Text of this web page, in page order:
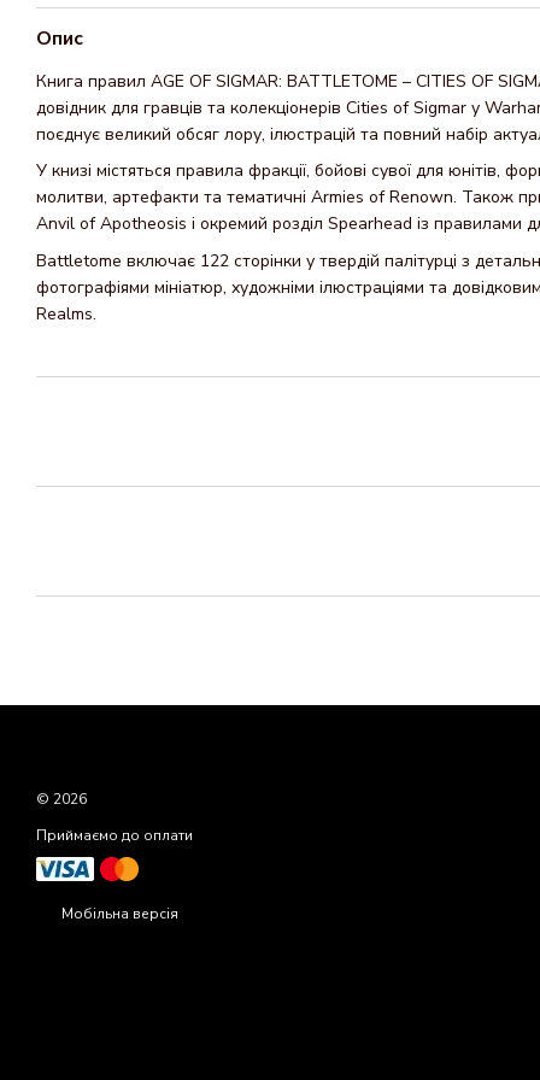
Опис
Книга правил AGE OF SIGMAR: BATTLETOME – CITIES OF
довідник для гравців та колекціонерів Cities of Sigmar у
поєднує великий обсяг лору, ілюстрацій та повний набір
У книзі містяться правила фракції, бойові сувої для юнітів,
молитви, артефакти та тематичні Armies of Renown. Також
Anvil of Apotheosis і окремий розділ Spearhead із правилами
Battletome включає 122 сторінки у твердій палітурці з
фотографіями мініатюр, художніми ілюстраціями та
Realms.
© 2026
Приймаємо до оплати
Мобільна версія